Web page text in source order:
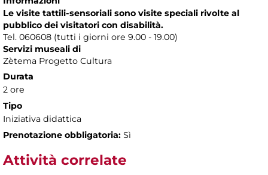
Le visite tattili-sensoriali sono visite speciali rivolte al
pubblico dei visitatori con disabilità.
Tel. 060608 (tutti i giorni ore 9.00 - 19.00)
Servizi museali di
Zètema Progetto Cultura
Durata
2 ore
Tipo
Iniziativa didattica
Prenotazione obbligatoria: Sì
Attività correlate